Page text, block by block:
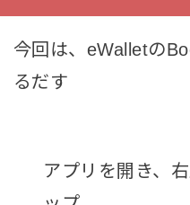
今回は、eWalletの
るだす
アプリを開き、